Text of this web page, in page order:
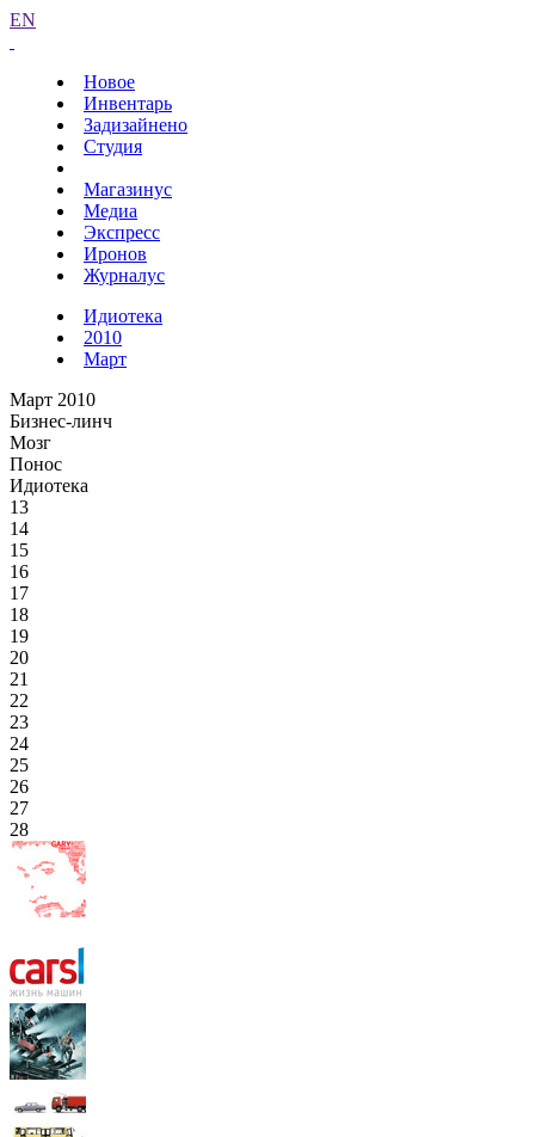
EN
Новое
Инвентарь
Задизайнено
Студия
Магазинус
Медиа
Экспресс
Иронов
Журналус
Идиотека
2010
Март
Март 2010
Бизнес-линч
Мозг
Понос
Идиотека
13
14
15
16
17
18
19
20
21
22
23
24
25
26
27
28